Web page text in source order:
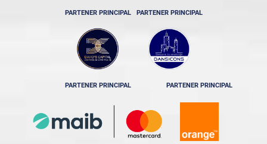
PARTENER PRINCIPAL PARTENER PRINCIPAL
PARTENER PRINCIPAL PARTENER PRINCIPAL